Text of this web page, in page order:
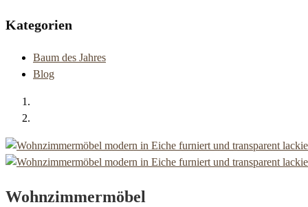
Kategorien
Baum des Jahres
Blog
Wohnzimmermöbel